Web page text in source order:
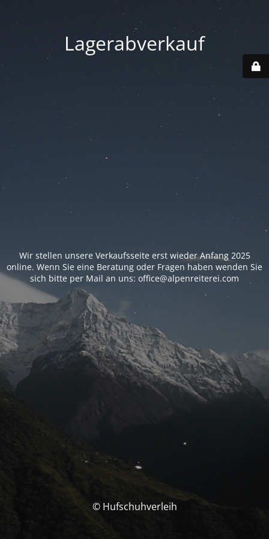
Lagerabverkauf
Wir stellen unsere Verkaufsseite erst wieder Anfang 2025
online. Wenn Sie eine Beratung oder Fragen haben wenden Sie
sich bitte per Mail an uns: office@alpenreiterei.com
© Hufschuhverleih